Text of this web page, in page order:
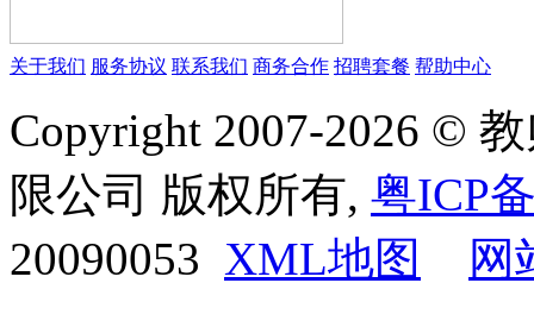
关于我们 服务协议 联系我们 商务合作 招聘套餐 帮助中心
Copyright 2007-2026 ©
限公司 版权所有, 粤ICP
20090053 XML地图 网